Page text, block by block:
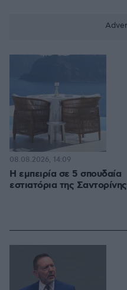
Η εμπειρία σε 5 σπουδαία
εστιατόρια της Σαντορίνης
08.08.2026, 14:09